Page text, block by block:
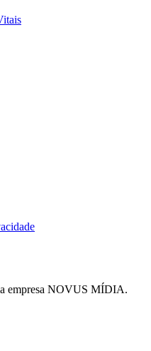
empresa NOVUS MÍDIA.